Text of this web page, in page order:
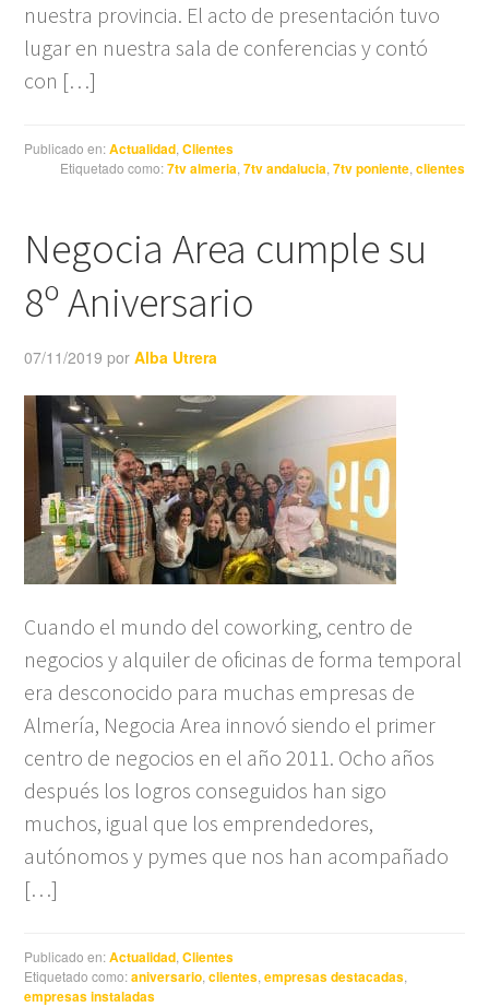
nuestra provincia. El acto de presentación tuvo
lugar en nuestra sala de conferencias y contó
con […]
Publicado en:Actualidad ,Clientes
Etiquetado como:7tv almeria 7tv andalucia 7tv poniente, clientes
Negocia Area cumple su
8º Aniversario
07/11/2019 porAlba Utrera
Cuando el mundo del coworking, centro de
negocios y alquiler de oficinas de forma temporal
era desconocido para muchas empresas de
Almería, Negocia Area innovó siendo el primer
centro de negocios en el año 2011. Ocho años
después los logros conseguidos han sigo
muchos, igual que los emprendedores,
autónomos y pymes que nos han acompañado
[…]
Publicado en:Actualidad ,Clientes
Etiquetado como:aniversario ,clientes ,empresas destacadas
empresas instaladas